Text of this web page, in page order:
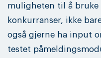
muligheten til å
konkurranser, ikke
også gjerne ha input
testet